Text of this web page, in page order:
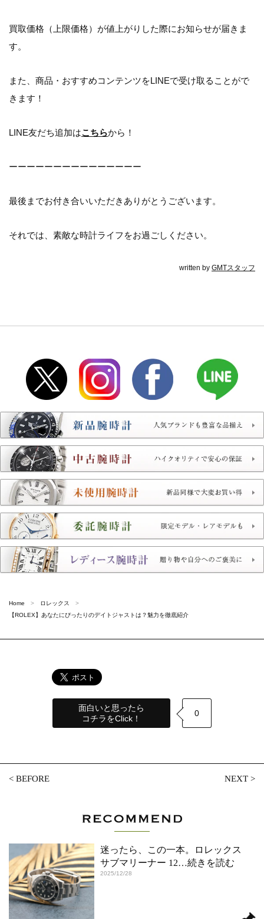
買取価格（上限価格）が値上がりした際にお知らせが届きま
す。
また、商品・おすすめコンテンツをLINEで受け取ることがで
きます！
LINE友だち追加はこちらから！
ーーーーーーーーーーーーーーー
最後までお付き合いいただきありがとうございます。
それでは、素敵な時計ライフをお過ごしください。
written by GMTスタッフ
Home
ロレックス
【ROLEX】あなたにぴったりのデイトジャストは？魅力を徹底紹介
面白いと思ったら
コチラをClick！
0
<BEFORE NEXT>
迷ったら、この一本。ロレックス
サブマリーナー 12…続きを読む
2025/12/28